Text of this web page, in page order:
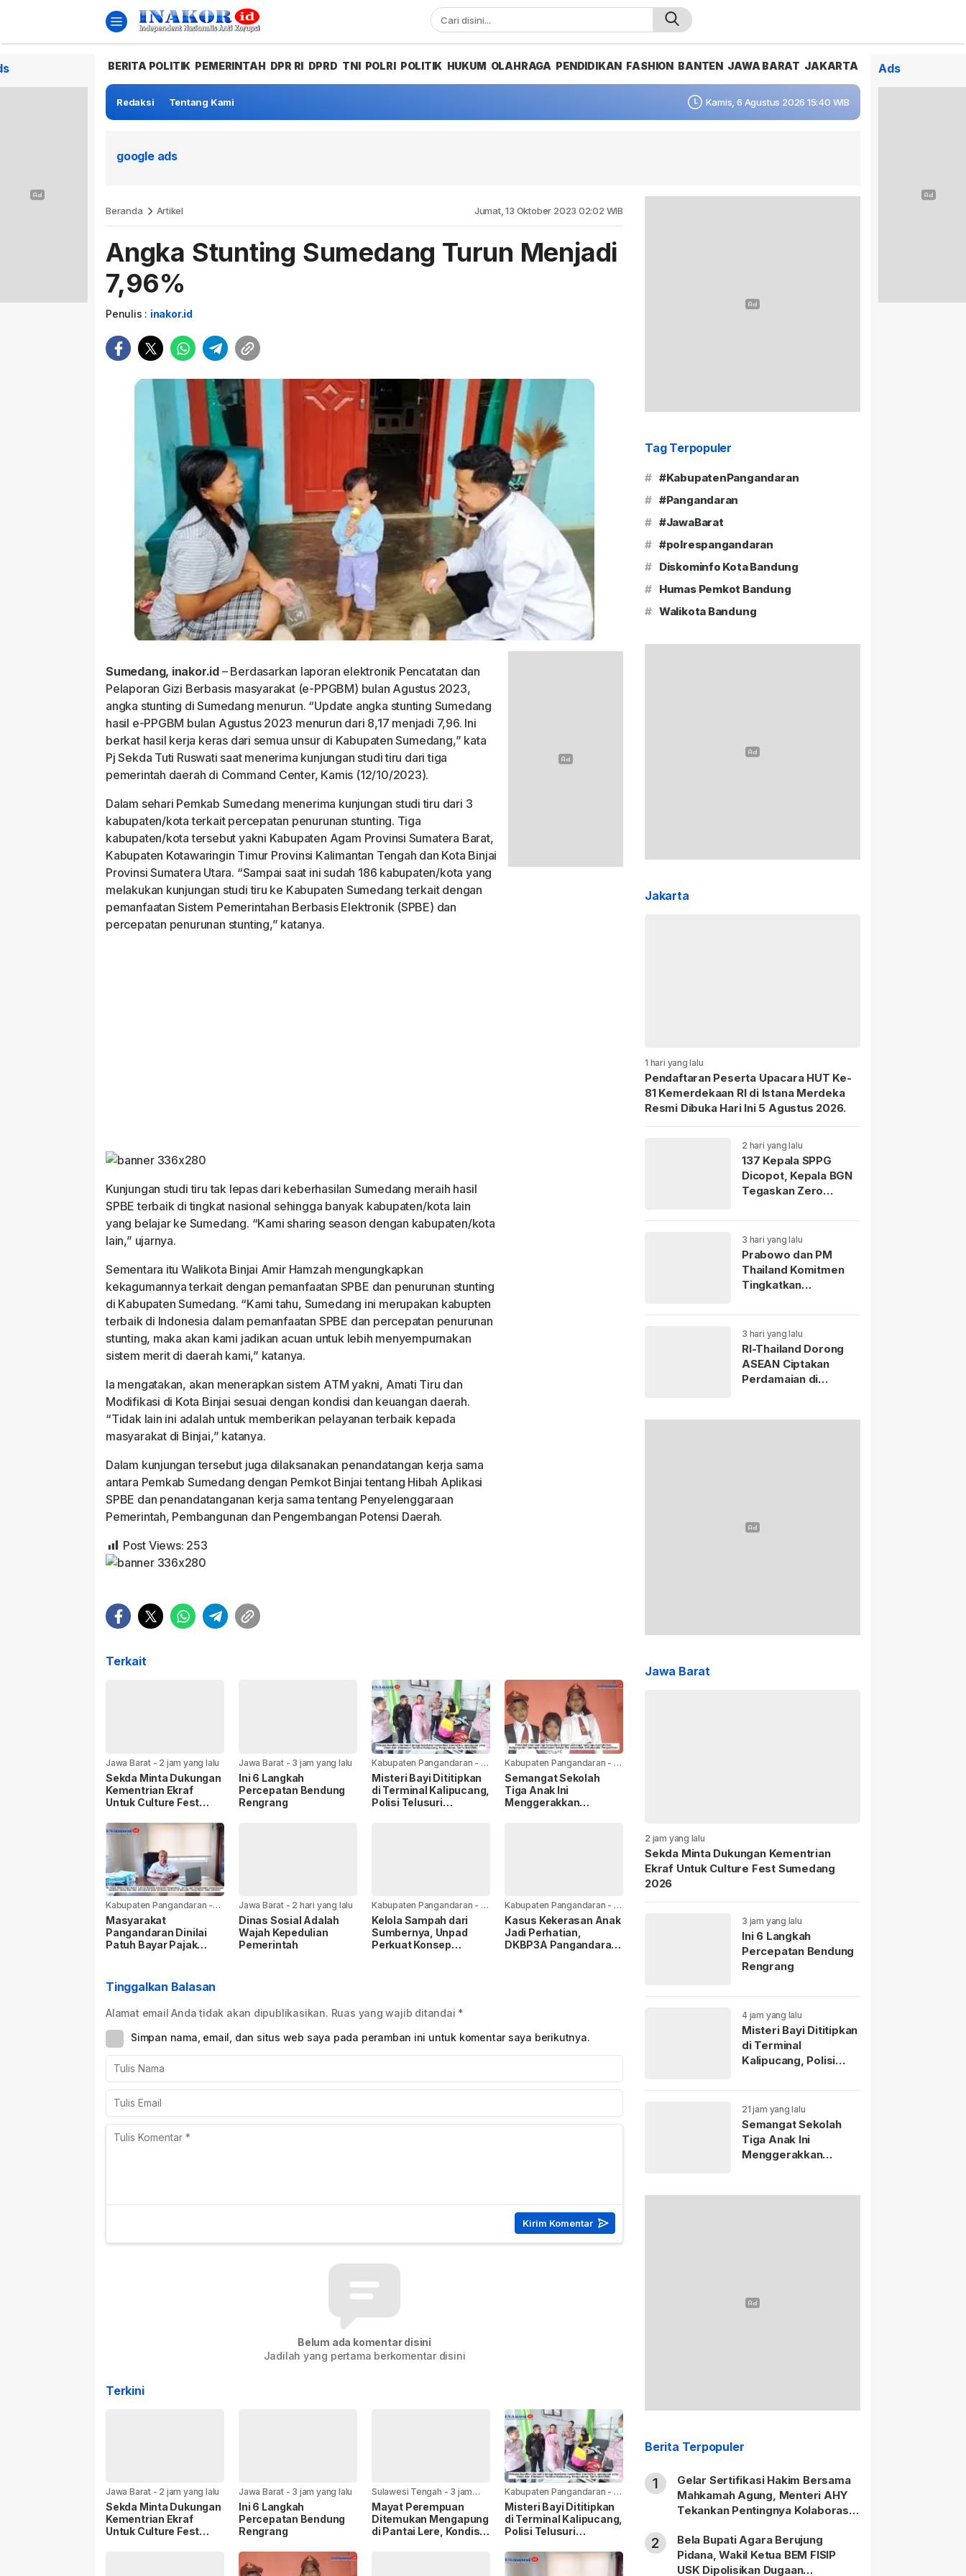
BERITA POLITIK PEMERINTAH DPR RI DPRD TNI POLRI POLITIK HUKUM OLAHRAGA PENDIDIKAN FASHION BANTEN JAWA BARAT JAKARTA
Redaksi Tentang Kami Kamis, 6 Agustus 2026 15:40 WIB
google ads
Beranda Artikel Jumat, 13 Oktober 2023 02:02 WIB
Angka Stunting Sumedang Turun Menjadi
7,96%
Penulis : inakor.id
Sumedang, inakor.id – Berdasarkan laporan elektronik Pencatatan dan
Pelaporan Gizi Berbasis masyarakat (e-PPGBM) bulan Agustus 2023,
angka stunting di Sumedang menurun. “Update angka stunting Sumedang
hasil e-PPGBM bulan Agustus 2023 menurun dari 8,17 menjadi 7,96. Ini
berkat hasil kerja keras dari semua unsur di Kabupaten Sumedang,” kata
Pj Sekda Tuti Ruswati saat menerima kunjungan studi tiru dari tiga
pemerintah daerah di Command Center, Kamis (12/10/2023).
Dalam sehari Pemkab Sumedang menerima kunjungan studi tiru dari 3
kabupaten/kota terkait percepatan penurunan stunting. Tiga
kabupaten/kota tersebut yakni Kabupaten Agam Provinsi Sumatera Barat,
Kabupaten Kotawaringin Timur Provinsi Kalimantan Tengah dan Kota Binjai
Provinsi Sumatera Utara. “Sampai saat ini sudah 186 kabupaten/kota yang
melakukan kunjungan studi tiru ke Kabupaten Sumedang terkait dengan
pemanfaatan Sistem Pemerintahan Berbasis Elektronik (SPBE) dan
percepatan penurunan stunting,” katanya.
Kunjungan studi tiru tak lepas dari keberhasilan Sumedang meraih hasil
SPBE terbaik di tingkat nasional sehingga banyak kabupaten/kota lain
yang belajar ke Sumedang. “Kami sharing season dengan kabupaten/kota
lain,” ujarnya.
Sementara itu Walikota Binjai Amir Hamzah mengungkapkan
kekagumannya terkait dengan pemanfaatan SPBE dan penurunan stunting
di Kabupaten Sumedang. “Kami tahu, Sumedang ini merupakan kabupten
terbaik di Indonesia dalam pemanfaatan SPBE dan percepatan penurunan
stunting, maka akan kami jadikan acuan untuk lebih menyempurnakan
sistem merit di daerah kami,” katanya.
Ia mengatakan, akan menerapkan sistem ATM yakni, Amati Tiru dan
Modifikasi di Kota Binjai sesuai dengan kondisi dan keuangan daerah.
“Tidak lain ini adalah untuk memberikan pelayanan terbaik kepada
masyarakat di Binjai,” katanya.
Dalam kunjungan tersebut juga dilaksanakan penandatangan kerja sama
antara Pemkab Sumedang dengan Pemkot Binjai tentang Hibah Aplikasi
SPBE dan penandatanganan kerja sama tentang Penyelenggaraan
Pemerintah, Pembangunan dan Pengembangan Potensi Daerah.
Post Views: 253
Terkait
Jawa Barat - 2 jam yang lalu
Sekda Minta Dukungan
Kementrian Ekraf
Untuk Culture Fest
Jawa Barat - 3 jam yang lalu
Ini 6 Langkah
Percepatan Bendung
Rengrang
Kabupaten Pangandaran - 4
jam yang lalu
Misteri Bayi Dititipkan
di Terminal Kalipucang,
Polisi Telusuri
Kabupaten Pangandaran - 21
jam yang lalu
Semangat Sekolah
Tiga Anak Ini
Menggerakkan
Kabupaten Pangandaran -
23 jam yang lalu
Masyarakat
Pangandaran Dinilai
Patuh Bayar Pajak
Jawa Barat - 2 hari yang lalu
Dinas Sosial Adalah
Wajah Kepedulian
Pemerintah
Kabupaten Pangandaran - 3
hari yang lalu
Kelola Sampah dari
Sumbernya, Unpad
Perkuat Konsep
Kabupaten Pangandaran - 3
hari yang lalu
Kasus Kekerasan Anak
Jadi Perhatian,
DKBP3A Pangandaran
Tinggalkan Balasan
Alamat email Anda tidak akan dipublikasikan. Ruas yang wajib ditandai *
Simpan nama, email, dan situs web saya pada peramban ini untuk komentar saya berikutnya.
Belum ada komentar disini
Jadilah yang pertama berkomentar disini
Terkini
Jawa Barat - 2 jam yang lalu
Sekda Minta Dukungan
Kementrian Ekraf
Untuk Culture Fest
Jawa Barat - 3 jam yang lalu
Ini 6 Langkah
Percepatan Bendung
Rengrang
Sulawesi Tengah - 3 jam
yang lalu
Mayat Perempuan
Ditemukan Mengapung
di Pantai Lere, Kondisi
Kabupaten Pangandaran - 4
jam yang lalu
Misteri Bayi Dititipkan
di Terminal Kalipucang,
Polisi Telusuri
Tag Terpopuler
# #KabupatenPangandaran
# #Pangandaran
# #JawaBarat
# #polrespangandaran
# Diskominfo Kota Bandung
# Humas Pemkot Bandung
# Walikota Bandung
Jakarta
1 hari yang lalu
Pendaftaran Peserta Upacara HUT Ke-
81 Kemerdekaan RI di Istana Merdeka
Resmi Dibuka Hari Ini 5 Agustus 2026.
2 hari yang lalu
137 Kepala SPPG
Dicopot, Kepala BGN
Tegaskan Zero
3 hari yang lalu
Prabowo dan PM
Thailand Komitmen
Tingkatkan
2030.
3 hari yang lalu
RI-Thailand Dorong
ASEAN Ciptakan
Perdamaian di
Jawa Barat
2 jam yang lalu
Sekda Minta Dukungan Kementrian
Ekraf Untuk Culture Fest Sumedang
2026
3 jam yang lalu
Ini 6 Langkah
Percepatan Bendung
Rengrang
4 jam yang lalu
Misteri Bayi Dititipkan
di Terminal
Kalipucang, Polisi
21 jam yang lalu
Semangat Sekolah
Tiga Anak Ini
Menggerakkan
Turun Tangan
Berita Terpopuler
1
Gelar Sertifikasi Hakim Bersama
Mahkamah Agung, Menteri AHY
Tekankan Pentingnya Kolaborasi
Masyarakat
2
Bela Bupati Agara Berujung
Pidana, Wakil Ketua BEM FISIP
USK Dipolisikan Dugaan
Ads